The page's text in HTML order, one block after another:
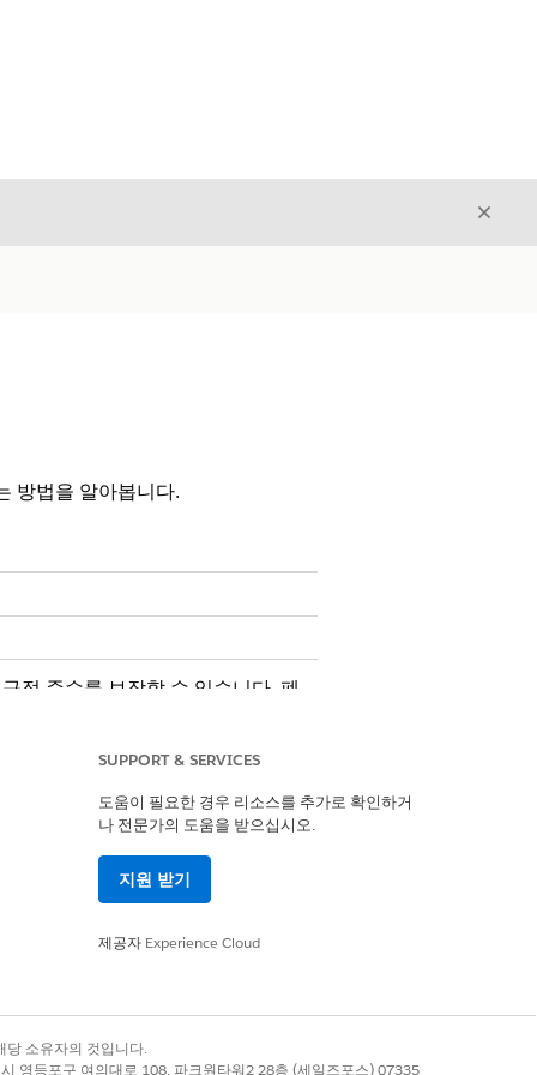
닫기
방법을 알아봅니다.
정 준수를 보장할 수 있습니다. 폐
코드를 유지합니다.
코드를 유지합니다.
만들고 자산 상태를 업데이트하여 수동
SUPPORT & SERVICES
도움이 필요한 경우 리소스를 추가로 확인하거
나 전문가의 도움을 받으십시오.
지원 받기
제공자 Experience Cloud
소유자의 것입니다.
영등포구 여의대로 108, 파크원타워2 28층 (세일즈포스) 07335